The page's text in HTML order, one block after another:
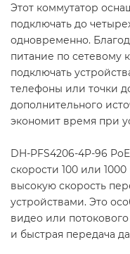
Этот коммутатор
подключать до
одновременно.
питание по сетевому
подключать
телефоны или точки
дополнительного
экономит время при
DH-PFS4206-4P-96
скорости 100 или
высокую скорость
устройствами. Это
видео или
и быстрая передача